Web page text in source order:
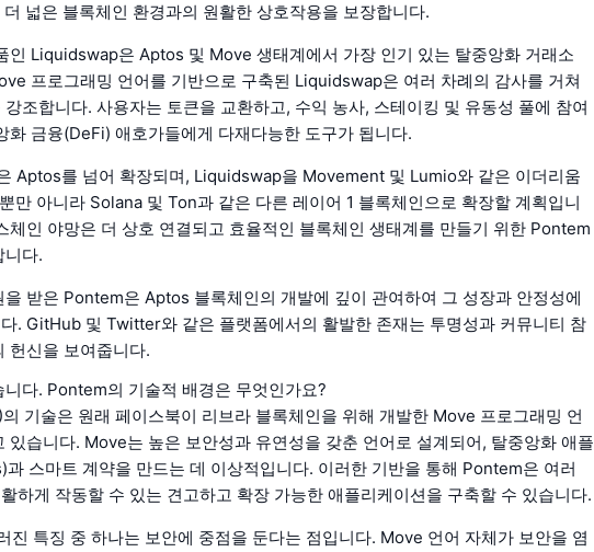
넓은 블록체인 환경과의 원활한 상호작용을 보장합니다.
인 Liquidswap은 Aptos 및 Move 생태계에서 가장 인기 있는 탈중앙화 거래소
프로그래밍 언어를 기반으로 구축된 Liquidswap은 여러 차례의 감사를 거쳐
조합니다. 사용자는 토큰을 교환하고, 수익 농사, 스테이킹 및 유동성 풀에 참여
화 금융(DeFi) 애호가들에게 다재다능한 도구가 됩니다.
Aptos를 넘어 확장되며, Liquidswap을 Movement 및 Lumio와 같은 이더리움
만 아니라 Solana 및 Ton과 같은 다른 레이어 1 블록체인으로 확장할 계획입니
체인 야망은 더 상호 연결되고 효율적인 블록체인 생태계를 만들기 위한 Pontem
니다.
을 받은 Pontem은 Aptos 블록체인의 개발에 깊이 관여하여 그 성장과 안정성에
. GitHub 및 Twitter와 같은 플랫폼에서의 활발한 존재는 투명성과 커뮤니티 참
헌신을 보여줍니다.
니다. Pontem의 기술적 배경은 무엇인가요?
기술은 원래 페이스북이 리브라 블록체인을 위해 개발한 Move 프로그래밍 언
있습니다. Move는 높은 보안성과 유연성을 갖춘 언어로 설계되어, 탈중앙화 애플
과 스마트 계약을 만드는 데 이상적입니다. 이러한 기반을 통해 Pontem은 여러
하게 작동할 수 있는 견고하고 확장 가능한 애플리케이션을 구축할 수 있습니다.
진 특징 중 하나는 보안에 중점을 둔다는 점입니다. Move 언어 자체가 보안을 염